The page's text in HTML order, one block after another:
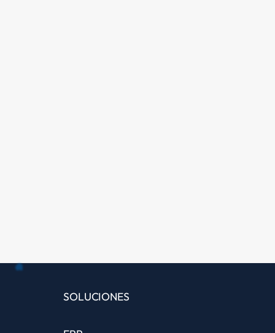
SOLUCIONES